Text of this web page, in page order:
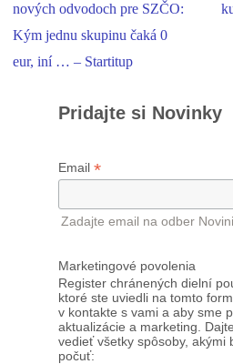
nových odvodoch pre SZČO:
Kým jednu skupinu čaká 0
eur, iní … – Startitup
Pridajte si Novinky
Email *
Zadajte email na odber
Marketingové povolenia
Register chránených dielní
ktoré ste uviedli na tomto
v kontakte s vami a aby sme
aktualizácie a marketing.
vedieť všetky spôsoby, akými
počuť: